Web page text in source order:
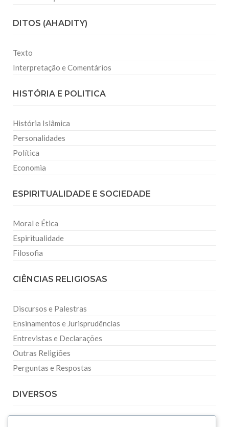
DITOS (AHADITY)
Texto
Interpretação e Comentários
HISTÓRIA E POLITICA
História Islâmica
Personalidades
Política
Economia
ESPIRITUALIDADE E SOCIEDADE
Moral e Ética
Espiritualidade
Filosofia
CIÊNCIAS RELIGIOSAS
Discursos e Palestras
Ensinamentos e Jurisprudências
Entrevistas e Declarações
Outras Religiões
Perguntas e Respostas
DIVERSOS